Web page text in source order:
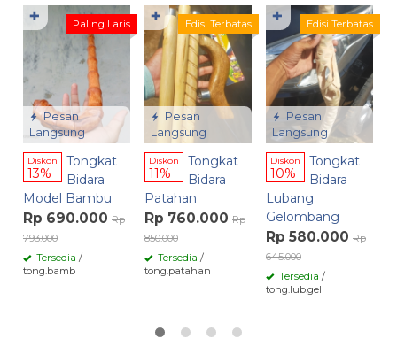
Pesan
Langsung
Paling Laris
Diskon
13%
Tongkat
Bidara
Model Bambu
Rp 690.000 Rp
793.000
Tersedia /
tong.bamb
✚
Pesan
Langsung
Edisi Terbatas
Diskon
11%
Tongkat
Bidara
Patahan
Rp 760.000 Rp
850.000
Tersedia /
tong.patahan
✚
Pesan
Langsung
Edisi Terbatas
Diskon
10%
Tongkat
Bidara
Lubang
Gelombang
Rp 580.000 Rp
645.000
Tersedia /
tong.lub.gel
✚